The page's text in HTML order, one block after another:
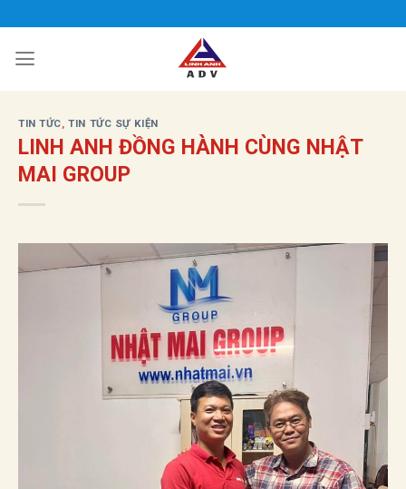
qua
nội
TIN TỨC,TIN TỨC SỰ KIỆN
LINH ANH ĐỒNG HÀNH CÙNG NHẬT
MAI GROUP